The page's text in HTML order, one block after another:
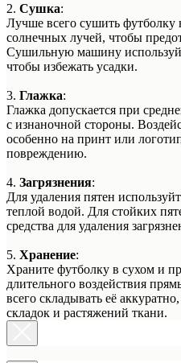
2. Сушка:
Лучше всего сушить футболку
солнечных лучей, чтобы
Сушильную машину
чтобы избежать усадки.
3. Глажка:
Глажка допускается при
с изнаночной стороны.
особенно на принт или
повреждению.
4. Загрязнения:
Для удаления пятен
теплой водой. Для стойких
средства для удаления
5. Хранение:
Храните футболку в сухом и
длительного воздействия
всего складывать её
складок и растяжений ткани.